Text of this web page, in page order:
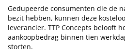
Gedupeerde consumenten die de
bezit hebben, kunnen deze
leverancier. TTP Concepts belooft
aankoopbedrag binnen tien
storten.